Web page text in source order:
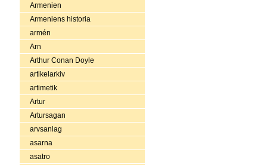
Armenien
Armeniens historia
armén
Arn
Arthur Conan Doyle
artikelarkiv
artimetik
Artur
Artursagan
arvsanlag
asarna
asatro